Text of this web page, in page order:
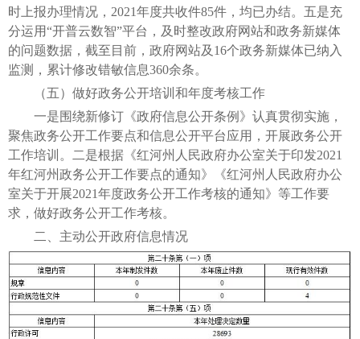
时上报办理情况，2021年度共收件85件，均已办结。五是充
分运用“开普云数智”平台，及时整改政府网站和政务新媒体
的问题数据，截至目前，政府网站及16个政务新媒体已纳入
监测，累计修改错敏信息360余条。
（五）做好政务公开培训和年度考核工作
一是围绕新修订《政府信息公开条例》认真贯彻实施，
聚焦政务公开工作要点和信息公开平台应用，开展政务公开
工作培训。二是根据《红河州人民政府办公室关于印发2021
年红河州政务公开工作要点的通知》《红河州人民政府办公
室关于开展2021年度政务公开工作考核的通知》等工作要
求，做好政务公开工作考核。
二、主动公开政府信息情况